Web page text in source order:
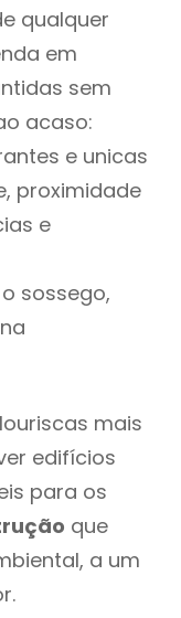
qualquer
em
sem
acaso:
e unicas
proximidade
e
sossego,
mais
edifícios
para os
que
a um